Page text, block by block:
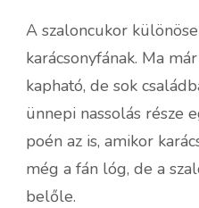
A szaloncukor
karácsonyfának. Ma
kapható, de sok
ünnepi nassolás része
poén az is, amikor
még a fán lóg, de a
belőle.